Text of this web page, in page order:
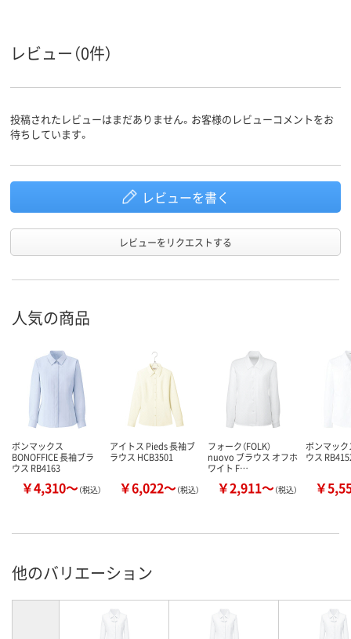
レビュー（0件）
投稿されたレビューはまだありません。お客様のレビューコメントをお
待ちしています。
レビューを書く
レビューをリクエストする
人気の商品
ボンマックス
BONOFFICE 長袖ブラ
ウス RB4163
￥4,310～（税込）
アイトス Pieds 長袖ブ
ラウス HCB3501
￥6,022～（税込）
フォーク（FOLK）
nuovo ブラウス オフホ
ワイト F…
￥2,911～（税込）
ボンマッ
ウス
￥
他のバリエーション